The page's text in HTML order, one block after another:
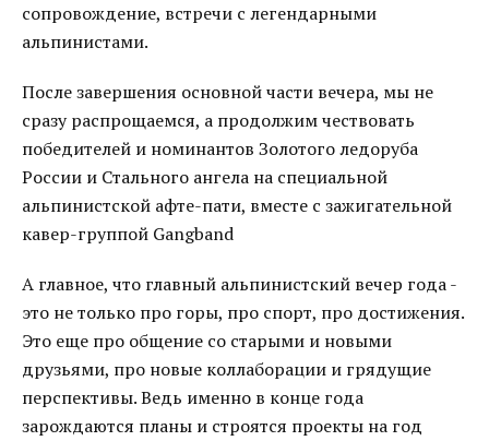
сопровождение, встречи с легендарными
альпинистами.
После завершения основной части вечера, мы не
сразу распрощаемся, а продолжим чествовать
победителей и номинантов Золотого ледоруба
России и Стального ангела на специальной
альпинистской афте-пати, вместе с зажигательной
кавер-группой Gangband
А главное, что главный альпинистский вечер года -
это не только про горы, про спорт, про достижения.
Это еще про общение со старыми и новыми
друзьями, про новые коллаборации и грядущие
перспективы. Ведь именно в конце года
зарождаются планы и строятся проекты на год